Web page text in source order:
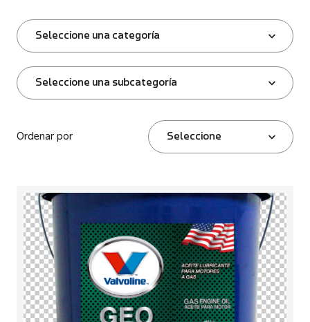
Seleccione una categoría
Seleccione una subcategoría
Ordenar por Seleccione